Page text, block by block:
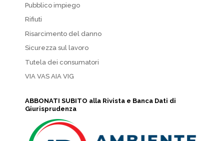
Pubblico impiego
Rifiuti
Risarcimento del danno
Sicurezza sul lavoro
Tutela dei consumatori
VIA VAS AIA VIG
ABBONATI SUBITO alla Rivista e Banca Dati di
Giurisprudenza